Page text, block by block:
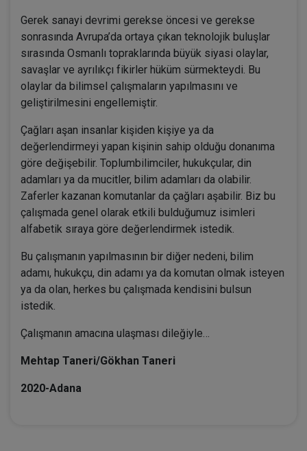
Gerek sanayi devrimi gerekse öncesi ve gerekse
sonrasında Avrupa’da ortaya çıkan teknolojik buluşlar
sırasında Osmanlı topraklarında büyük siyasi olaylar,
savaşlar ve ayrılıkçı fikirler hüküm sürmekteydi. Bu
olaylar da bilimsel çalışmaların yapılmasını ve
geliştirilmesini engellemiştir.
Çağları aşan insanlar kişiden kişiye ya da
değerlendirmeyi yapan kişinin sahip olduğu donanıma
göre değişebilir. Toplumbilimciler, hukukçular, din
adamları ya da mucitler, bilim adamları da olabilir.
Zaferler kazanan komutanlar da çağları aşabilir. Biz bu
çalışmada genel olarak etkili bulduğumuz isimleri
alfabetik sıraya göre değerlendirmek istedik.
Bu çalışmanın yapılmasının bir diğer nedeni, bilim
adamı, hukukçu, din adamı ya da komutan olmak isteyen
ya da olan, herkes bu çalışmada kendisini bulsun
istedik.
Çalışmanın amacına ulaşması dileğiyle…
Mehtap Taneri/Gökhan Taneri
2020-Adana